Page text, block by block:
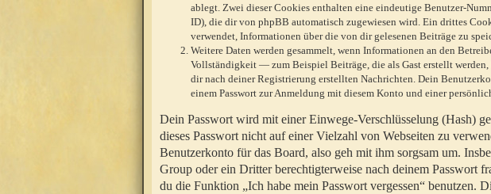
ablegt. Zwei dieser Cookies enthalten eine eindeutige Benutzer-
ID), die dir von phpBB automatisch zugewiesen wird. Ein drittes
verwendet, Informationen über die von dir gelesenen Beiträge zu
Weitere Daten werden gesammelt, wenn Informationen an den
Vollständigkeit — zum Beispiel Beiträge, die als Gast erstellt
dir nach deiner Registrierung erstellten Nachrichten. Dein
einem Passwort zur Anmeldung mit diesem Konto und einer
Dein Passwort wird mit einer Einwege-Verschlüsselung (Hash)
dieses Passwort nicht auf einer Vielzahl von Webseiten zu
Benutzerkonto für das Board, also geh mit ihm sorgsam um.
Group oder ein Dritter berechtigterweise nach deinem Passwort
du die Funktion „Ich habe mein Passwort vergessen“ benutzen.